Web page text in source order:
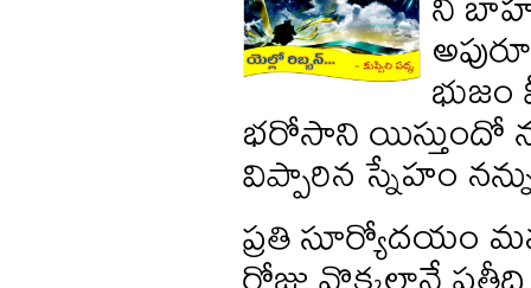
భరోసాని యిస్తుందో
విప్పారిన స్నేహం
ప్రతి సూర్యోదయం